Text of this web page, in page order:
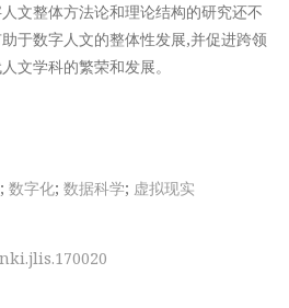
文整体方法论和理论结构的研究还不
于数字人文的整体性发展,并促进跨领
文学科的繁荣和发展。
;数字化;数据科学; 虚拟现实